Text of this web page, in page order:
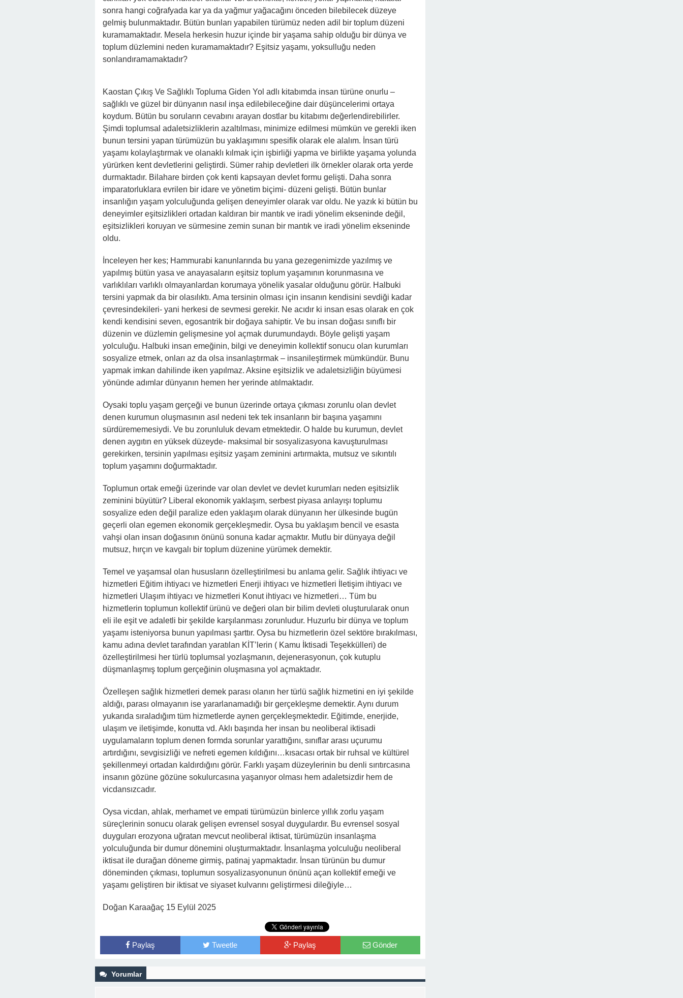
sonra hangi coğrafyada kar ya da yağmur yağacağını önceden bilebilecek düzeye
gelmiş bulunmaktadır. Bütün bunları yapabilen türümüz neden adil bir toplum düzeni
kuramamaktadır. Mesela herkesin huzur içinde bir yaşama sahip olduğu bir dünya ve
toplum düzlemini neden kuramamaktadır? Eşitsiz yaşamı, yoksulluğu neden
sonlandıramamaktadır?
Kaostan Çıkış Ve Sağlıklı Topluma Giden Yol adlı kitabımda insan türüne onurlu –
sağlıklı ve güzel bir dünyanın nasıl inşa edilebileceğine dair düşüncelerimi ortaya
koydum. Bütün bu soruların cevabını arayan dostlar bu kitabımı değerlendirebilirler.
Şimdi toplumsal adaletsizliklerin azaltılması, minimize edilmesi mümkün ve gerekli iken
bunun tersini yapan türümüzün bu yaklaşımını spesifik olarak ele alalım. İnsan türü
yaşamı kolaylaştırmak ve olanaklı kılmak için işbirliği yapma ve birlikte yaşama yolunda
yürürken kent devletlerini geliştirdi. Sümer rahip devletleri ilk örnekler olarak orta yerde
durmaktadır. Bilahare birden çok kenti kapsayan devlet formu gelişti. Daha sonra
imparatorluklara evrilen bir idare ve yönetim biçimi- düzeni gelişti. Bütün bunlar
insanlığın yaşam yolculuğunda gelişen deneyimler olarak var oldu. Ne yazık ki bütün bu
deneyimler eşitsizlikleri ortadan kaldıran bir mantık ve iradi yönelim ekseninde değil,
eşitsizlikleri koruyan ve sürmesine zemin sunan bir mantık ve iradi yönelim ekseninde
oldu.
İnceleyen her kes; Hammurabi kanunlarında bu yana gezegenimizde yazılmış ve
yapılmış bütün yasa ve anayasaların eşitsiz toplum yaşamının korunmasına ve
varlıklıları varlıklı olmayanlardan korumaya yönelik yasalar olduğunu görür. Halbuki
tersini yapmak da bir olasılıktı. Ama tersinin olması için insanın kendisini sevdiği kadar
çevresindekileri- yani herkesi de sevmesi gerekir. Ne acıdır ki insan esas olarak en çok
kendi kendisini seven, egosantrik bir doğaya sahiptir. Ve bu insan doğası sınıflı bir
düzenin ve düzlemin gelişmesine yol açmak durumundaydı. Böyle gelişti yaşam
yolculuğu. Halbuki insan emeğinin, bilgi ve deneyimin kollektif sonucu olan kurumları
sosyalize etmek, onları az da olsa insanlaştırmak – insanileştirmek mümkündür. Bunu
yapmak imkan dahilinde iken yapılmaz. Aksine eşitsizlik ve adaletsizliğin büyümesi
yönünde adımlar dünyanın hemen her yerinde atılmaktadır.
Oysaki toplu yaşam gerçeği ve bunun üzerinde ortaya çıkması zorunlu olan devlet
denen kurumun oluşmasının asıl nedeni tek tek insanların bir başına yaşamını
sürdürememesiydi. Ve bu zorunluluk devam etmektedir. O halde bu kurumun, devlet
denen aygıtın en yüksek düzeyde- maksimal bir sosyalizasyona kavuşturulması
gerekirken, tersinin yapılması eşitsiz yaşam zeminini artırmakta, mutsuz ve sıkıntılı
toplum yaşamını doğurmaktadır.
Toplumun ortak emeği üzerinde var olan devlet ve devlet kurumları neden eşitsizlik
zeminini büyütür? Liberal ekonomik yaklaşım, serbest piyasa anlayışı toplumu
sosyalize eden değil paralize eden yaklaşım olarak dünyanın her ülkesinde bugün
geçerli olan egemen ekonomik gerçekleşmedir. Oysa bu yaklaşım bencil ve esasta
vahşi olan insan doğasının önünü sonuna kadar açmaktır. Mutlu bir dünyaya değil
mutsuz, hırçın ve kavgalı bir toplum düzenine yürümek demektir.
Temel ve yaşamsal olan hususların özelleştirilmesi bu anlama gelir. Sağlık ihtiyacı ve
hizmetleri Eğitim ihtiyacı ve hizmetleri Enerji ihtiyacı ve hizmetleri İletişim ihtiyacı ve
hizmetleri Ulaşım ihtiyacı ve hizmetleri Konut ihtiyacı ve hizmetleri… Tüm bu
hizmetlerin toplumun kollektif ürünü ve değeri olan bir bilim devleti oluşturularak onun
eli ile eşit ve adaletli bir şekilde karşılanması zorunludur. Huzurlu bir dünya ve toplum
yaşamı isteniyorsa bunun yapılması şarttır. Oysa bu hizmetlerin özel sektöre bırakılması,
kamu adına devlet tarafından yaratılan KİT’lerin ( Kamu İktisadi Teşekkülleri) de
özelleştirilmesi her türlü toplumsal yozlaşmanın, dejenerasyonun, çok kutuplu
düşmanlaşmış toplum gerçeğinin oluşmasına yol açmaktadır.
Özelleşen sağlık hizmetleri demek parası olanın her türlü sağlık hizmetini en iyi şekilde
aldığı, parası olmayanın ise yararlanamadığı bir gerçekleşme demektir. Aynı durum
yukarıda sıraladığım tüm hizmetlerde aynen gerçekleşmektedir. Eğitimde, enerjide,
ulaşım ve iletişimde, konutta vd. Aklı başında her insan bu neoliberal iktisadi
uygulamaların toplum denen formda sorunlar yarattığını, sınıflar arası uçurumu
artırdığını, sevgisizliği ve nefreti egemen kıldığını…kısacası ortak bir ruhsal ve kültürel
şekillenmeyi ortadan kaldırdığını görür. Farklı yaşam düzeylerinin bu denli sırıtırcasına
insanın gözüne gözüne sokulurcasına yaşanıyor olması hem adaletsizdir hem de
vicdansızcadır.
Oysa vicdan, ahlak, merhamet ve empati türümüzün binlerce yıllık zorlu yaşam
süreçlerinin sonucu olarak gelişen evrensel sosyal duygulardır. Bu evrensel sosyal
duyguları erozyona uğratan mevcut neoliberal iktisat, türümüzün insanlaşma
yolculuğunda bir dumur dönemini oluşturmaktadır. İnsanlaşma yolculuğu neoliberal
iktisat ile durağan döneme girmiş, patinaj yapmaktadır. İnsan türünün bu dumur
döneminden çıkması, toplumun sosyalizasyonunun önünü açan kollektif emeği ve
yaşamı geliştiren bir iktisat ve siyaset kulvarını geliştirmesi dileğiyle…
Doğan Karaağaç 15 Eylül 2025
Paylaş Tweetle Paylaş Gönder
Yorumlar